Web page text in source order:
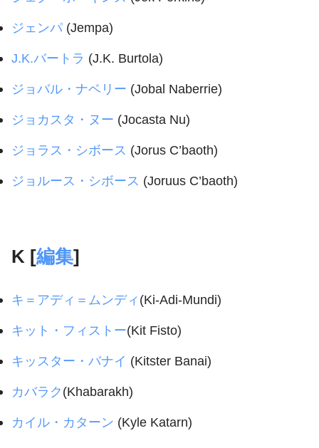
ジェンパ(Jempa)
J.K.バートラ (J.K. Burtola)
ジョバル・ナベリー (Jobal Naberrie)
ジョカスタ・ヌー (Jocasta Nu)
ジョラス・シボース (Jorus C’baoth)
ジョルース・シボース (Joruus C’baoth)
K [編集]
キ＝アディ＝ムンディ (Ki-Adi-Mundi)
キット・フィストー(Kit Fisto)
キッスター・バナイ (Kitster Banai)
カバラク(Khabarakh)
カイル・カターン (Kyle Katarn)